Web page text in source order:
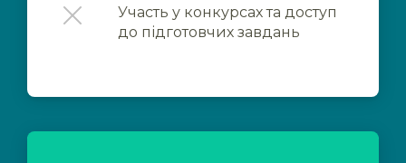
Участь у конкурсах та доступ
до підготовчих завдань